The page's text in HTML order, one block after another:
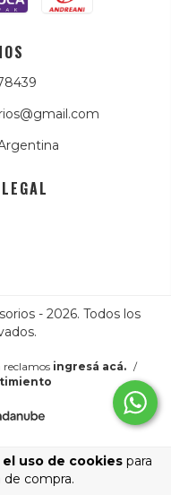
uso de cookiespara
de compra.
- 2026. Todos los
reclamos ingresá acá. /